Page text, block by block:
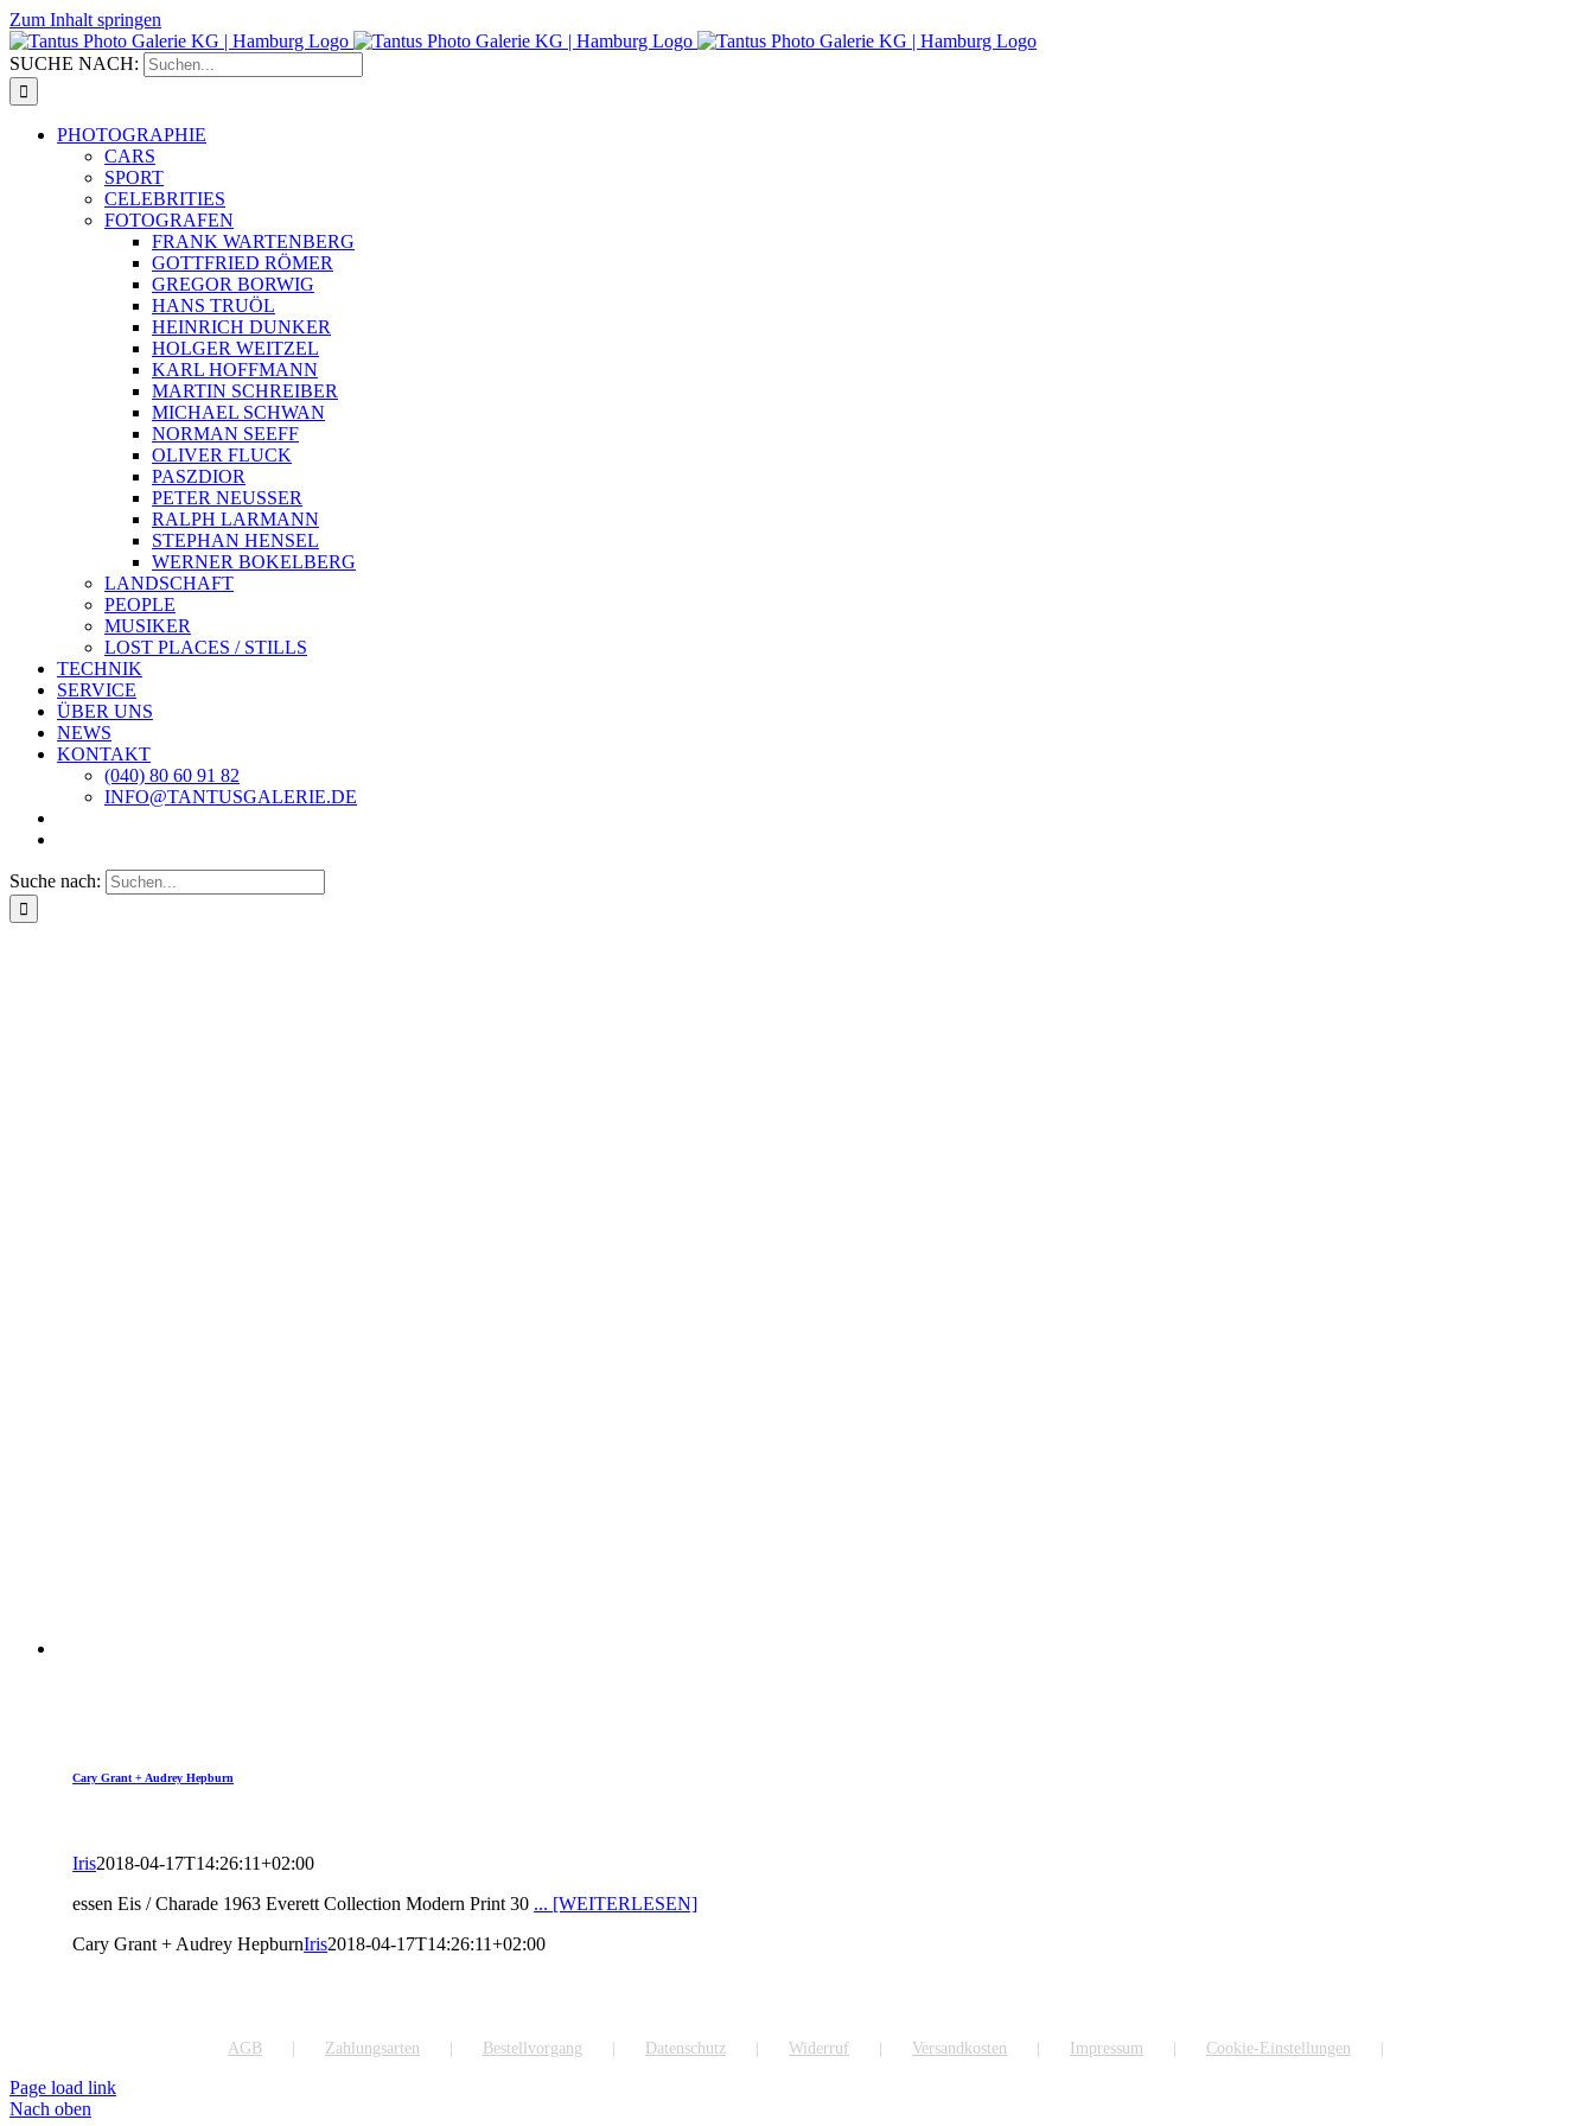
Zum Inhalt springen
SUCHE NACH:
PHOTOGRAPHIE
CARS
SPORT
CELEBRITIES
FOTOGRAFEN
FRANK WARTENBERG
GOTTFRIED RÖMER
GREGOR BORWIG
HANS TRUÖL
HEINRICH DUNKER
HOLGER WEITZEL
KARL HOFFMANN
MARTIN SCHREIBER
MICHAEL SCHWAN
NORMAN SEEFF
OLIVER FLUCK
PASZDIOR
PETER NEUSSER
RALPH LARMANN
STEPHAN HENSEL
WERNER BOKELBERG
LANDSCHAFT
PEOPLE
MUSIKER
LOST PLACES / STILLS
TECHNIK
SERVICE
ÜBER UNS
NEWS
KONTAKT
(040) 80 60 91 82
INFO@TANTUSGALERIE.DE
Suche nach:
Cary Grant + Audrey Hepburn
Iris2018-04-17T14:26:11+02:00
essen Eis / Charade 1963 Everett Collection Modern Print 30 ... [WEITERLESEN]
Cary Grant + Audrey HepburnIris2018-04-17T14:26:11+02:00
AGB Zahlungsarten Bestellvorgang Datenschutz Widerruf Versandkosten Impressum Cookie-Einstellungen
Page load link
Nach oben